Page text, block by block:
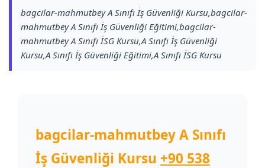
bagcilar-mahmutbey A Sınıfı İş Güvenliği Kursu,bagcilar-
mahmutbey A Sınıfı İş Güvenliği Eğitimi,bagcilar-
mahmutbey A Sınıfı İSG Kursu,A Sınıfı İş Güvenliği
Kursu,A Sınıfı İş Güvenliği Eğitimi,A Sınıfı İSG Kursu
bagcilar-mahmutbey A Sınıfı
İş Güvenliği Kursu +90 538